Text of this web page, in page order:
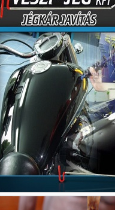
Veszp-Jég Kft.